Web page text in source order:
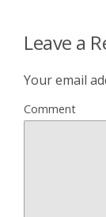
Leave a
Your email
Comment